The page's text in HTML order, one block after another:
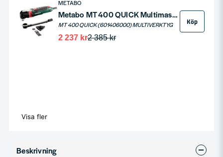
METABO
Metabo MT 400 QUICK Multimaskin 400W
MT 400 QUICK (601406000) MULTIVERKTYG
2 385 kr
2 237 kr
Köp
Visa fler
Beskrivning